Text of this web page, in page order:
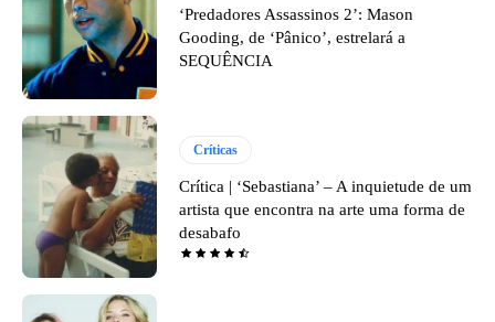
‘Predadores Assassinos 2’: Mason
Gooding, de ‘Pânico’, estrelará a
SEQUÊNCIA
Críticas
Crítica | ‘Sebastiana’ – A inquietude de um
artista que encontra na arte uma forma de
desabafo